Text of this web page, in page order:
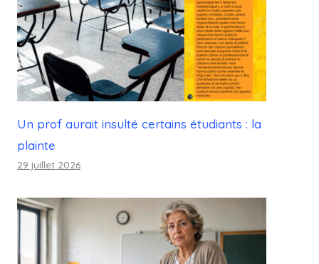
Un prof aurait insulté certains étudiants : la
plainte
29 juillet 2026